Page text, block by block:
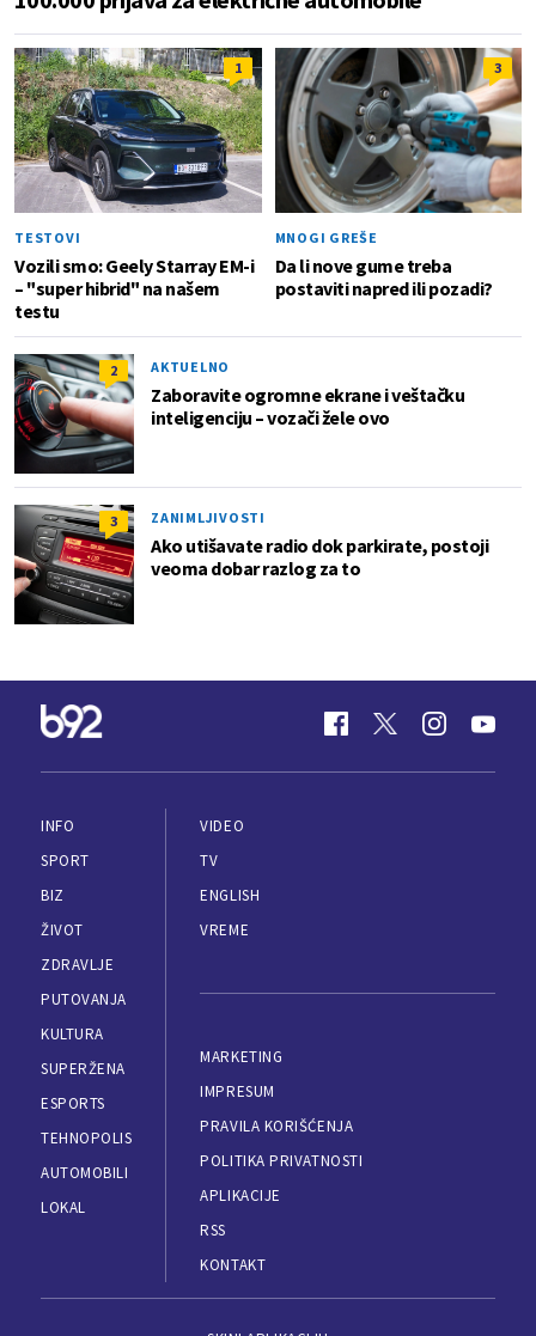
1
TESTOVI
Vozili smo: Geely Starray EM-i
– "super hibrid" na našem
testu
3
MNOGI GREŠE
Da li nove gume treba
postaviti napred ili pozadi?
2 AKTUELNO
Zaboravite ogromne ekrane i veštačku
inteligenciju – vozači žele ovo
3 ZANIMLJIVOSTI
Ako utišavate radio dok parkirate, postoji
veoma dobar razlog za to
INFO
SPORT
BIZ
ŽIVOT
ZDRAVLJE
PUTOVANJA
KULTURA
SUPERŽENA
ESPORTS
TEHNOPOLIS
AUTOMOBILI
LOKAL
VIDEO
TV
ENGLISH
VREME
MARKETING
IMPRESUM
PRAVILA KORIŠĆENJA
POLITIKA PRIVATNOSTI
APLIKACIJE
RSS
KONTAKT